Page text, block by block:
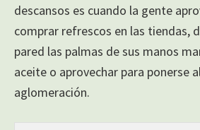
descansos es cuando la gente
comprar refrescos en las tiendas,
pared las palmas de sus manos
aceite o aprovechar para ponerse
aglomeración.